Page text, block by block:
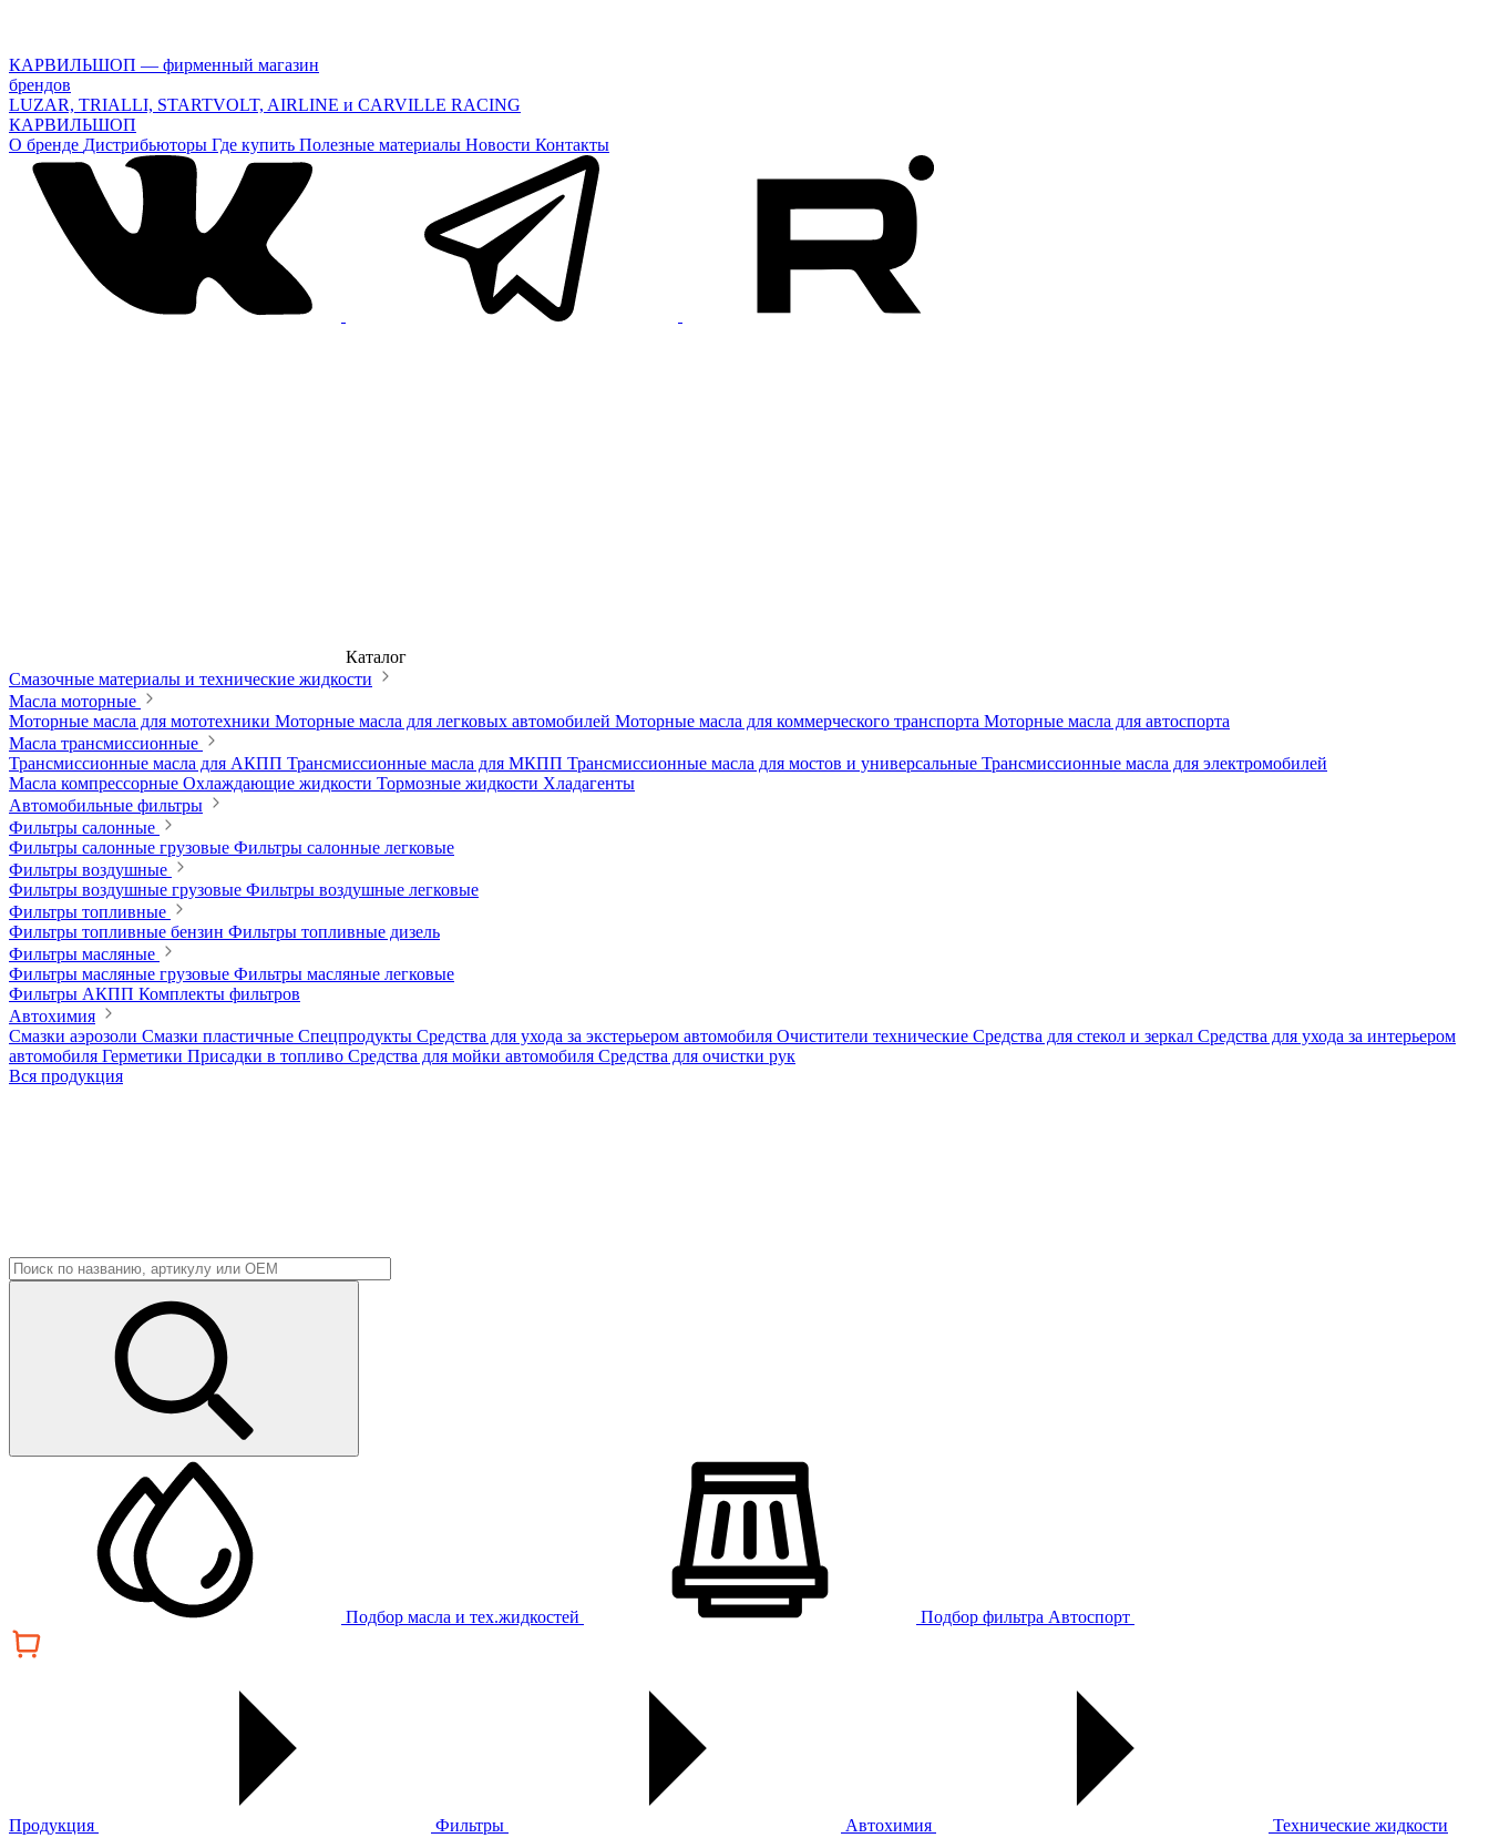
КАРВИЛЬШОП — фирменный магазин
брендов
LUZAR, TRIALLI, STARTVOLT, AIRLINE и CARVILLE RACING
КАРВИЛЬШОП
О бренде Дистрибьюторы Где купить Полезные материалы Новости Контакты
Каталог
Смазочные материалы и технические жидкости
Масла моторные
Моторные масла для мототехники Моторные масла для легковых автомобилей Моторные масла для коммерческого транспорта Моторные масла для автоспорта
Масла трансмиссионные
Трансмиссионные масла для АКПП Трансмиссионные масла для МКПП Трансмиссионные масла для мостов и универсальные Трансмиссионные масла для электромобилей
Масла компрессорные Охлаждающие жидкости Тормозные жидкости Хладагенты
Автомобильные фильтры
Фильтры салонные
Фильтры салонные грузовые Фильтры салонные легковые
Фильтры воздушные
Фильтры воздушные грузовые Фильтры воздушные легковые
Фильтры топливные
Фильтры топливные бензин Фильтры топливные дизель
Фильтры масляные
Фильтры масляные грузовые Фильтры масляные легковые
Фильтры АКПП Комплекты фильтров
Автохимия
Смазки аэрозоли Смазки пластичные Спецпродукты Средства для ухода за экстерьером автомобиля Очистители технические Средства для стекол и зеркал Средства для ухода за интерьером
автомобиля Герметики Присадки в топливо Средства для мойки автомобиля Средства для очистки рук
Вся продукция
Подбор масла и тех.жидкостей Подбор фильтра Автоспорт
Продукция Фильтры Автохимия Технические жидкости